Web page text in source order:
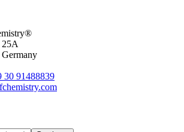
25A
30 91488839